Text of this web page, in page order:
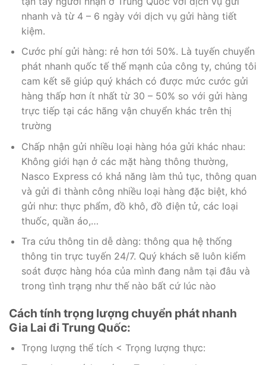
nhanh và từ 4 – 6 ngày với dịch vụ gửi hàng tiết
kiệm.
Cước phí gửi hàng: rẻ hơn tới 50%. Là tuyến chuyển
phát nhanh quốc tế thế mạnh của công ty, chúng tôi
cam kết sẽ giúp quý khách có được mức cước gửi
hàng thấp hơn ít nhất từ 30 – 50% so với gửi hàng
trực tiếp tại các hãng vận chuyển khác trên thị
trường
Chấp nhận gửi nhiều loại hàng hóa gửi khác nhau:
Không giới hạn ở các mặt hàng thông thường,
Nasco Express có khả năng làm thủ tục, thông quan
và gửi đi thành công nhiều loại hàng đặc biệt, khó
gửi như: thực phẩm, đồ khô, đồ điện tử, các loại
thuốc, quần áo,…
Tra cứu thông tin dễ dàng: thông qua hệ thống
thông tin trực tuyến 24/7. Quý khách sẽ luôn kiểm
soát được hàng hóa của mình đang nằm tại đâu và
trong tình trạng như thế nào bất cứ lúc nào
Cách tính trọng lượng chuyển phát nhanh
Gia Lai đi Trung Quốc:
Trọng lượng thể tích < Trọng lượng thực: